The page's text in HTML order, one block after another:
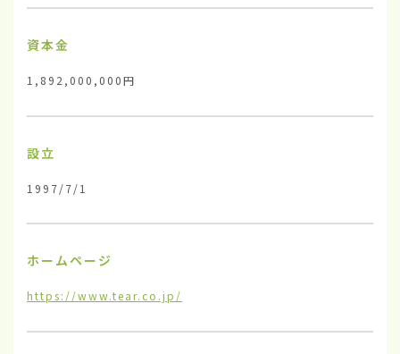
資本金
1,892,000,000円
設立
1997/7/1
ホームページ
https://www.tear.co.jp/